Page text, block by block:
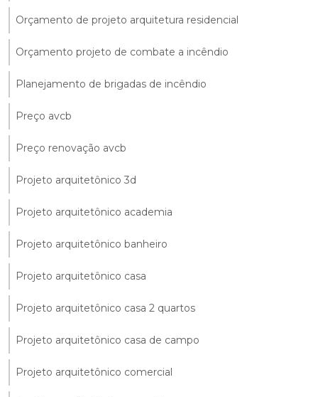
Orçamento de projeto arquitetura residencial
Orçamento projeto de combate a incêndio
Planejamento de brigadas de incêndio
Preço avcb
Preço renovação avcb
Projeto arquitetônico 3d
Projeto arquitetônico academia
Projeto arquitetônico banheiro
Projeto arquitetônico casa
Projeto arquitetônico casa 2 quartos
Projeto arquitetônico casa de campo
Projeto arquitetônico comercial